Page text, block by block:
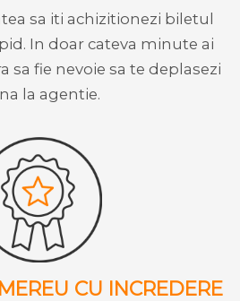
sa iti achizitionezi biletul
In doar cateva minute ai
sa fie nevoie sa te deplasezi
la agentie.
CU INCREDERE